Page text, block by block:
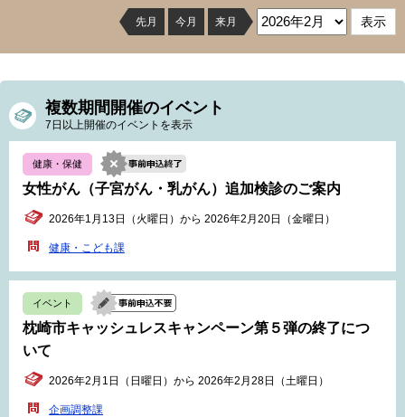
先月 今月 来月
複数期間開催のイベント
7日以上開催のイベントを表示
健康・保健
女性がん（子宮がん・乳がん）追加検診のご案内
2026年1月13日（火曜日）から 2026年2月20日（金曜日）
健康・こども課
イベント
枕崎市キャッシュレスキャンペーン第５弾の終了につ
いて
2026年2月1日（日曜日）から 2026年2月28日（土曜日）
企画調整課